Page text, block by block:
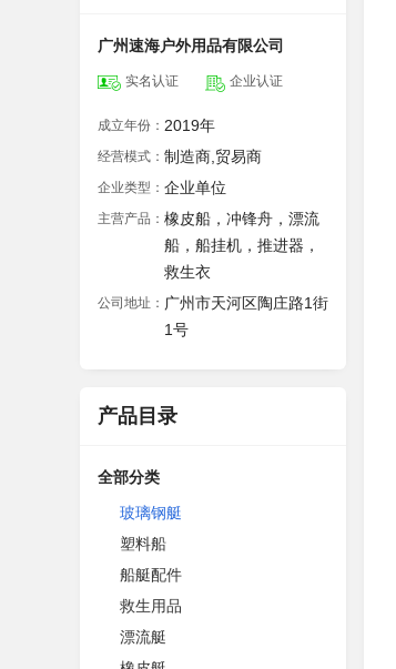
广州速海户外用品有限公司
实名认证 企业认证
成立年份： 2019年
经营模式： 制造商,贸易商
企业类型： 企业单位
主营产品： 橡皮船，冲锋舟，漂流
船，船挂机，推进器，
救生衣
公司地址： 广州市天河区陶庄路1街
1号
产品目录
全部分类
玻璃钢艇
塑料船
船艇配件
救生用品
漂流艇